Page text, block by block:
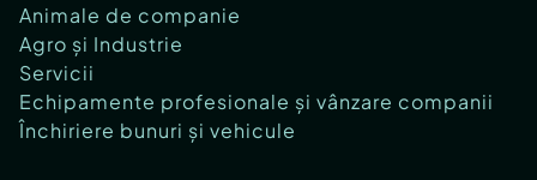
Animale de companie
Agro și Industrie
Servicii
Echipamente profesionale și vânzare companii
Închiriere bunuri și vehicule